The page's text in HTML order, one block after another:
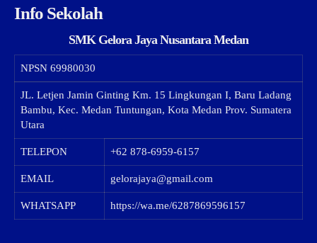
Info Sekolah
SMK Gelora Jaya Nusantara Medan
NPSN 69980030
JL. Letjen Jamin Ginting Km. 15 Lingkungan I, Baru Ladang
Bambu, Kec. Medan Tuntungan, Kota Medan Prov. Sumatera
Utara
TELEPON +62 878-6959-6157
EMAIL gelorajaya@gmail.com
WHATSAPP https://wa.me/6287869596157